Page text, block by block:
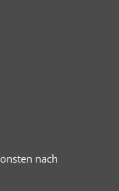
nach